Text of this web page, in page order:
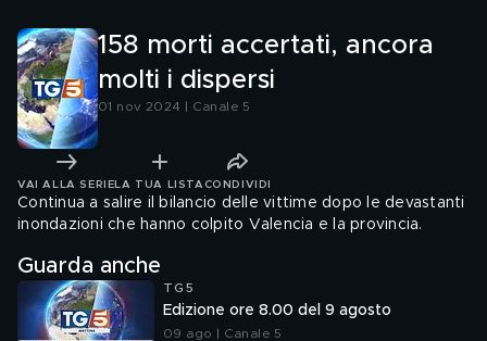
158 morti accertati, ancora
molti i dispersi
01 nov 2024 | Canale 5
VAI ALLA SERIE LA TUA LISTA CONDIVIDI
Continua a salire il bilancio delle vittime dopo le devastanti
inondazioni che hanno colpito Valencia e la provincia.
Guarda anche
TG5
Edizione ore 8.00 del 9 agosto
09 ago | Canale 5